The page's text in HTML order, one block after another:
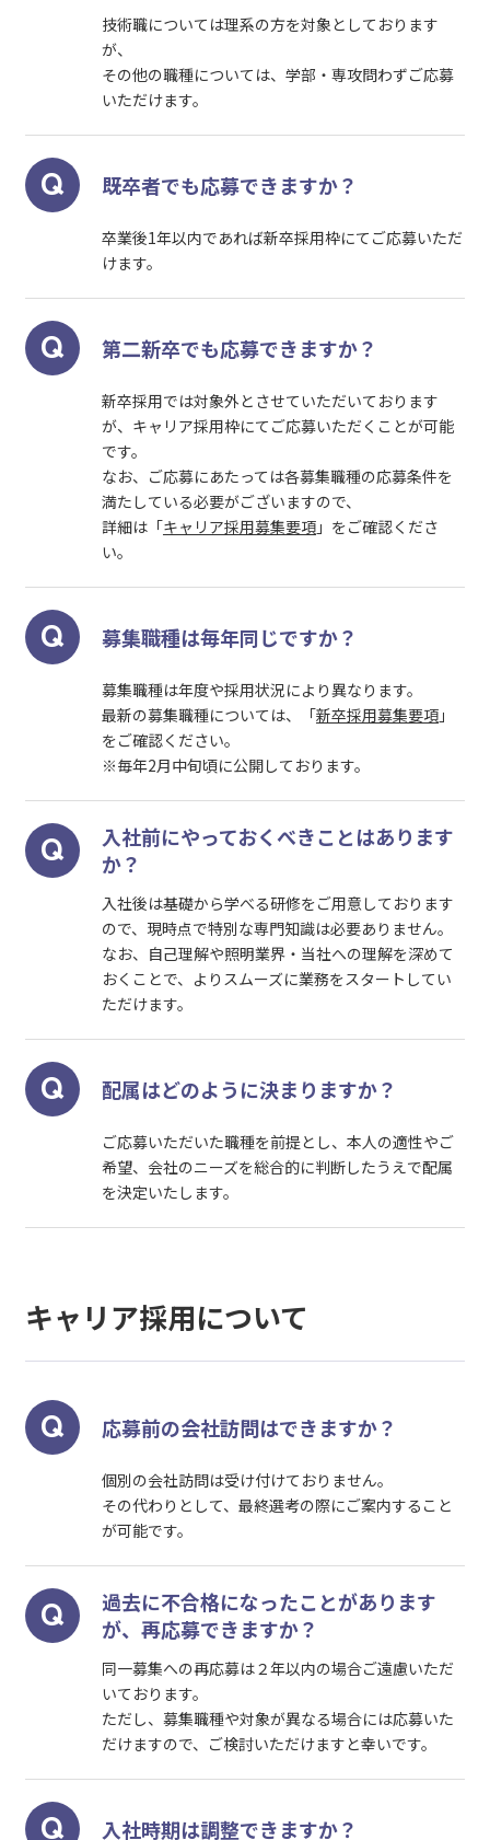
技術職については理系の方を対象としております
が、
その他の職種については、学部・専攻問わずご応募
いただけます。
既卒者でも応募できますか？
卒業後1年以内であれば新卒採用枠にてご応募いただ
けます。
第二新卒でも応募できますか？
新卒採用では対象外とさせていただいております
が、キャリア採用枠にてご応募いただくことが可能
です。
なお、ご応募にあたっては各募集職種の応募条件を
満たしている必要がございますので、
詳細は「キャリア採用募集要項」をご確認くださ
い。
募集職種は毎年同じですか？
募集職種は年度や採用状況により異なります。
最新の募集職種については、「新卒採用募集要項」
をご確認ください。
※毎年2月中旬頃に公開しております。
入社前にやっておくべきことはあります
か？
入社後は基礎から学べる研修をご用意しております
ので、現時点で特別な専門知識は必要ありません。
なお、自己理解や照明業界・当社への理解を深めて
おくことで、よりスムーズに業務をスタートしてい
ただけます。
配属はどのように決まりますか？
ご応募いただいた職種を前提とし、本人の適性やご
希望、会社のニーズを総合的に判断したうえで配属
を決定いたします。
キャリア採用について
応募前の会社訪問はできますか？
個別の会社訪問は受け付けておりません。
その代わりとして、最終選考の際にご案内すること
が可能です。
過去に不合格になったことがあります
が、再応募できますか？
同一募集への再応募は２年以内の場合ご遠慮いただ
いております。
ただし、募集職種や対象が異なる場合には応募いた
だけますので、ご検討いただけますと幸いです。
入社時期は調整できますか？